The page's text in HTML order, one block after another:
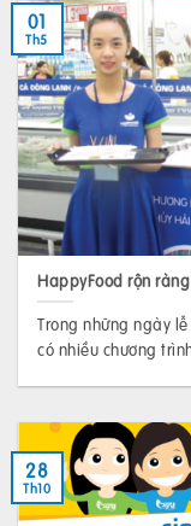
HappyFood rộn
Trong những ngày
có nhiều chương
01
Th5
28
Th10